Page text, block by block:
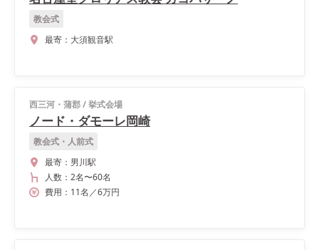
教会式
最寄： 大須観音駅
西三河・蒲郡/挙式会場
ノード・ダモーレ岡崎
教会式・人前式
最寄： 男川駅
人数： 2名〜60名
費用： 11名 ／6万円